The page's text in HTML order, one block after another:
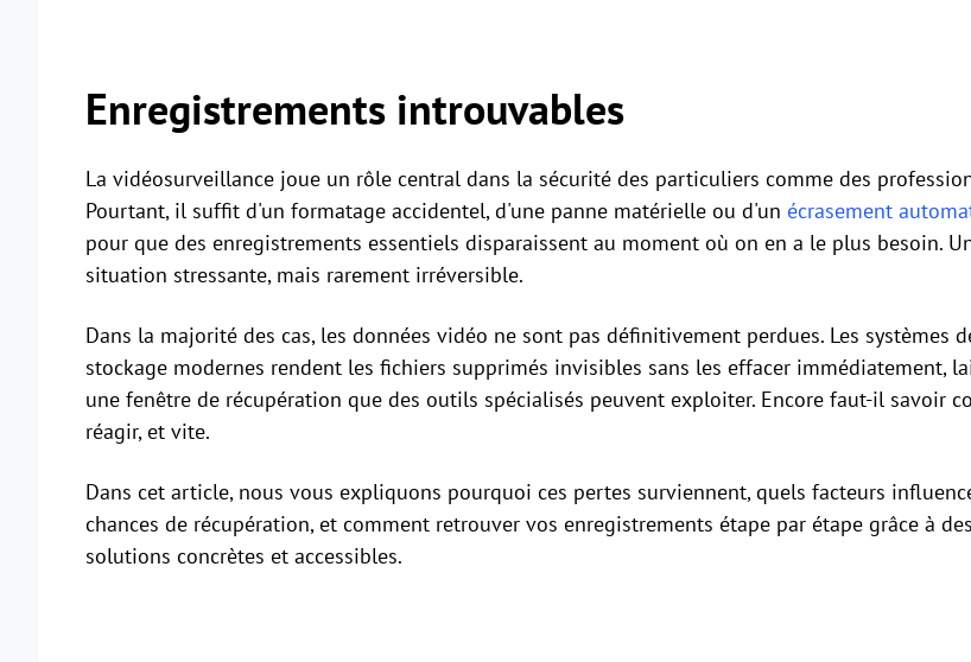
Enregistrements introuvables
La vidéosurveillance joue un rôle central dans la sécurité des particuliers comme des
Pourtant, il suffit d'un formatage accidentel, d'une panne matérielle ou d'un écrasement
pour que des enregistrements essentiels disparaissent au moment où on en a le plus besoin.
situation stressante, mais rarement irréversible.
Dans la majorité des cas, les données vidéo ne sont pas définitivement perdues. Les systèmes
stockage modernes rendent les fichiers supprimés invisibles sans les effacer immédiatement,
une fenêtre de récupération que des outils spécialisés peuvent exploiter. Encore faut-il savoir
réagir, et vite.
Dans cet article, nous vous expliquons pourquoi ces pertes surviennent, quels facteurs
chances de récupération, et comment retrouver vos enregistrements étape par étape grâce à des
solutions concrètes et accessibles.